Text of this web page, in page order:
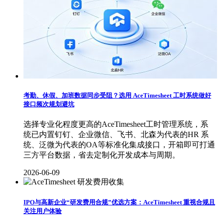
考勤、休假、加班数据同步受阻？选用 AceTimesheet 工时系统做好
接口频次规划避坑
选择专业化程度更高的AceTimesheet工时管理系统，系
统已内置钉钉、企业微信、飞书、北森为代表的HR 系
统、泛微为代表的OA等标准化集成接口，开箱即可打通
三方平台数据，省去定制化开发成本与周期。
2026-06-09
IPO与高新企业“研发费用合规”优选方案：AceTimesheet 重视合规且
关注用户体验